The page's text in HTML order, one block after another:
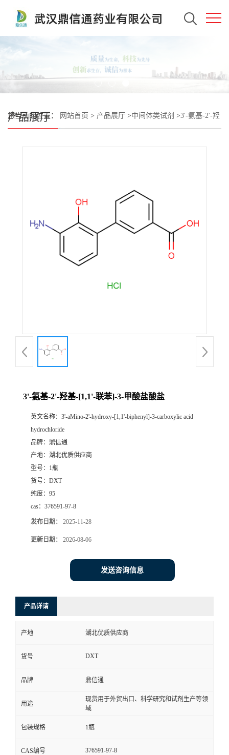
产品展厅
您当前的位置： 网站首页 > 产品展厅 >中间体类试剂 >3'-氨基-2'-羟
3'-氨基-2'-羟基-[1,1'-联苯]-3-甲酸盐酸盐
英文名称： 3'-aMino-2'-hydroxy-[1,1'-biphenyl]-3-carboxylic acid
hydrochloride
品牌： 鼎信通
产地： 湖北优质供应商
型号： 1瓶
货号： DXT
纯度： 95
cas： 376591-97-8
发布日期： 2025-11-28
更新日期： 2026-08-06
发送咨询信息
产品详请
产地 湖北优质供应商
货号 DXT
品牌 鼎信通
用途
现货用于外贸出口、科学研究和试剂生产等领
域
包装规格 1瓶
CAS编号 376591-97-8